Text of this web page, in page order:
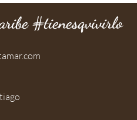
#tienesqvivirlo